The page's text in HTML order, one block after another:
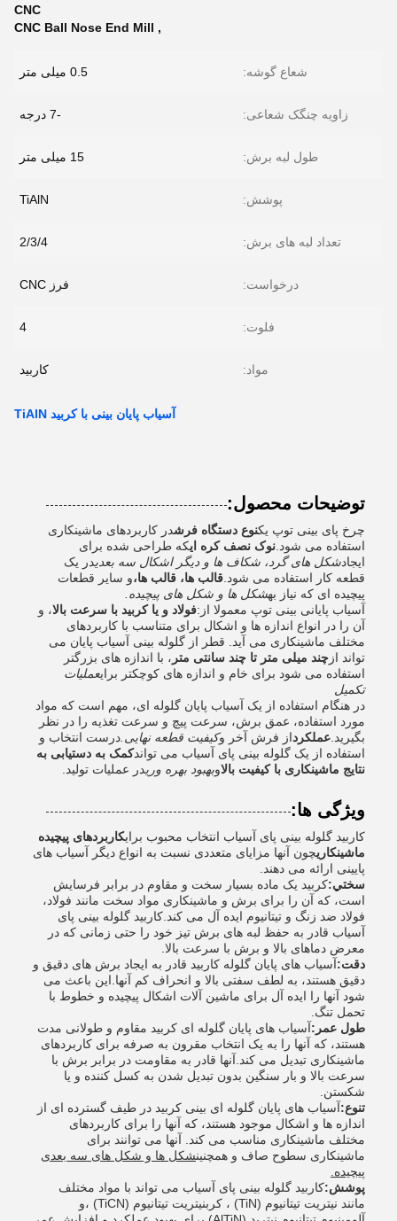
CNC
,
CNC Ball Nose End Mill
شعاع گوشه: 0.5 میلی متر
زاویه چنگک شعاعی: -7 درجه
طول لبه برش: 15 میلی متر
پوشش: TiAlN
تعداد لبه های برش: 2/3/4
درخواست: فرز CNC
فلوت: 4
مواد: کاربید
آسیاب پایان بینی با کربید TiAlN
توضیحات محصول:
چرخ پای بینی توپ یکنوع دستگاه فرشدر کاربردهای ماشینکاری
استفاده می شود. نوک نصف کره ایکه طراحی شده برای
ایجادشکل های گرد، شکاف ها و دیگر اشکال سه بعدیدر یک
قطعه کار استفاده می شود. قالب ها، قالب ها،و سایر قطعات
پیچیده ای که نیاز بهشکل ها و شکل های پیچیده.
آسیاب پایانی بینی توپ معمولا از:فولاد و یا کربید با سرعت بالا، و
آن را در انواع اندازه ها و اشکال برای متناسب با کاربردهای
مختلف ماشینکاری می آید. قطر از گلوله بینی آسیاب پایان می
تواند از چند میلی متر تا چند سانتی متر ، با اندازه های بزرگتر
استفاده می شود برای خام و اندازه های کوچکتر برایعملیات
تکمیل
در هنگام استفاده از یک آسیاب پایان گلوله ای، مهم است که مواد
مورد استفاده، عمق برش، سرعت پیچ و سرعت تغذیه را در نظر
بگیرید. عملکرداز فرش آخر وکیفیت قطعه نهایی. درست انتخاب و
استفاده از یک گلوله بینی پای آسیاب می تواندکمک به دستیابی به
نتایج ماشینکاری با کیفیت بالاوبهبود بهره وریدر عملیات تولید.
ویژگی ها:
کاربید گلوله بینی پای آسیاب انتخاب محبوب برایکاربردهای پیچیده
ماشینکاریچون آنها مزایای متعددی نسبت به انواع دیگر آسیاب های
پایینی ارائه می دهند.
سختي:کربید یک ماده بسیار سخت و مقاوم در برابر فرسایش
است، که آن را برای برش و ماشینکاری مواد سخت مانند فولاد،
فولاد ضد زنگ و تیتانیوم ایده آل می کند.کاربید گلوله بینی پای
آسیاب قادر به حفظ لبه های برش تیز خود را حتی زمانی که در
معرض دماهای بالا و برش با سرعت بالا.
دقت:آسیاب های پایان گلوله کاربید قادر به ایجاد برش های دقیق و
دقیق هستند، به لطف سفتی بالا و انحراف کم آنها.این باعث می
شود آنها را ایده آل برای ماشین آلات اشکال پیچیده و خطوط با
تحمل تنگ.
طول عمر:آسیاب های پایان گلوله ای کربید مقاوم و طولانی مدت
هستند، که آنها را به یک انتخاب مقرون به صرفه برای کاربردهای
ماشینکاری تبدیل می کند.آنها قادر به مقاومت در برابر برش با
سرعت بالا و بار سنگین بدون تبدیل شدن به کسل کننده و یا
شکستن.
تنوع:آسیاب های پایان گلوله ای بینی کربید در طیف گسترده ای از
اندازه ها و اشکال موجود هستند، که آنها را برای کاربردهای
مختلف ماشینکاری مناسب می کند. آنها می توانند برای
ماشینکاری سطوح صاف و همچنینشکل ها و شکل های سه بعدی
پیچیده.
پوشش:کاربید گلوله بینی پای آسیاب می تواند با مواد مختلف
مانند نیتریت تیتانیوم (TiN) ، کربنیتریت تیتانیوم (TiCN) ،و